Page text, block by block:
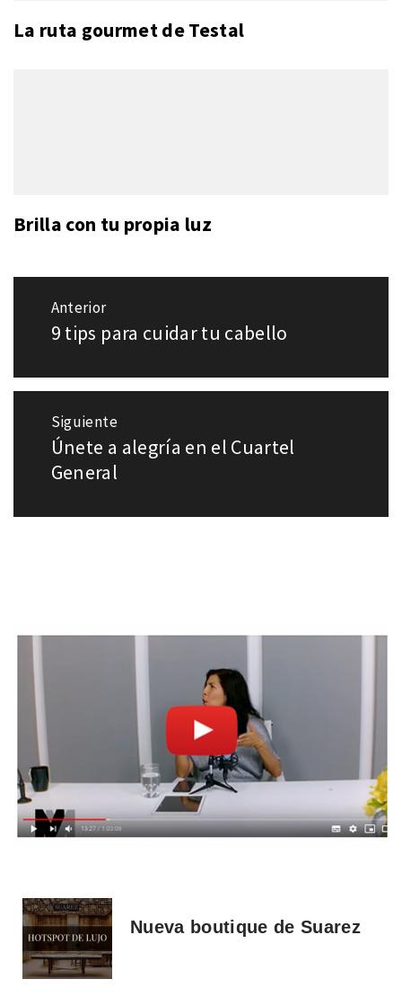
La ruta gourmet de Testal
Brilla con tu propia luz
Navegación
entradas
Anterior
Entrada
9 tips para cuidar tu cabello
Siguiente
Entrada
siguiente:
Únete a alegría en el Cuartel
General
Nueva boutique de Suarez